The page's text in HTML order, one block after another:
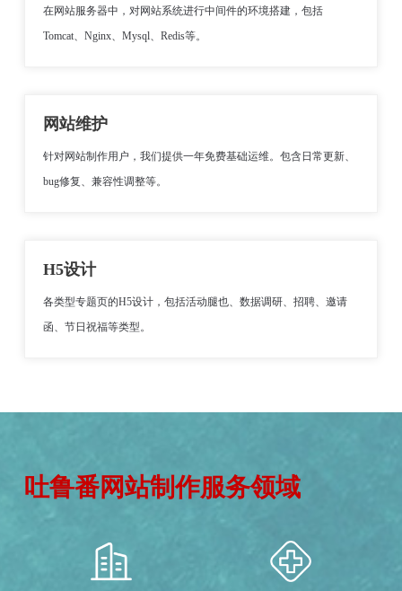
在网站服务器中，对网站系统进行中间件的环境搭建，包括
Tomcat、Nginx、Mysql、Redis等。
网站维护
针对网站制作用户，我们提供一年免费基础运维。包含日常更新、
bug修复、兼容性调整等。
H5设计
各类型专题页的H5设计，包括活动腿也、数据调研、招聘、邀请
函、节日祝福等类型。
吐鲁番网站制作服务领域